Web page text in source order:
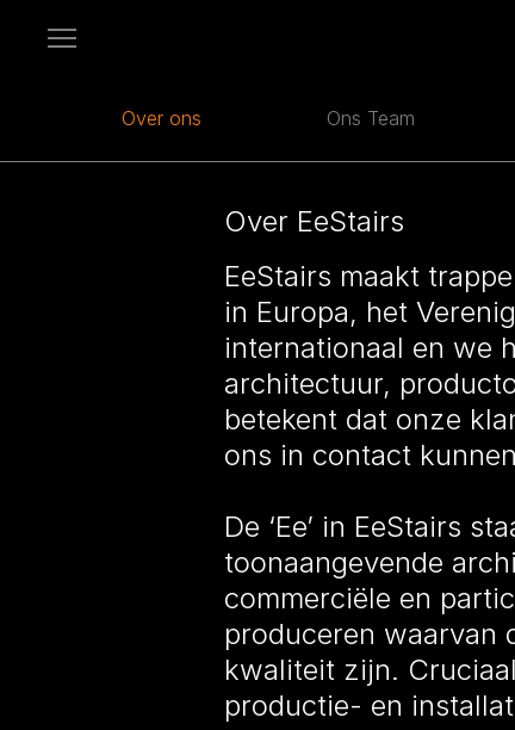
Open
Over ons Ons Team
Over EeStairs
EeStairs maakt
in Europa, het
internationaal en we
architectuur,
betekent dat onze
ons in contact
De ‘Ee’ in EeStairs
toonaangevende
commerciële en
produceren waarvan
kwaliteit zijn.
productie- en